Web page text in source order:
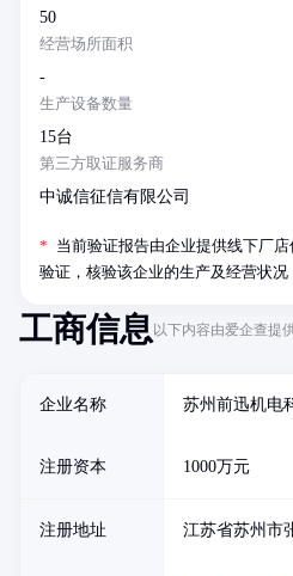
50
经营场所面积
-
生产设备数量
15台
第三方取证服务商
中诚信征信有限公司
* 当前验证报告由企业提供线下厂店
验证，核验该企业的生产及经营状况
工商信息以下内容由爱企查提
企业名称 苏州前迅机电
注册资本 1000万元
注册地址 江苏省苏州市